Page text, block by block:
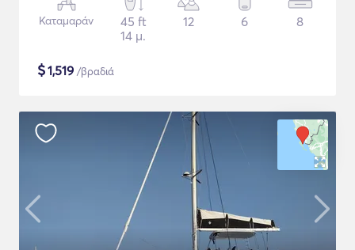
Καταμαράν
45 ft
14 μ.
12 6 8
$1,519 /βραδιά